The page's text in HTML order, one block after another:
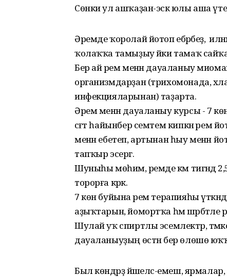
Сөнки ул ашҡаҙан-эсәк юлы аша
Әремде ҡоролай йотоп ебәрәбеҙ, ә
ҡолаҡҡа тамыҙыу йәки тамаҡ
Бер ай әрем менән дауаланыу
организмдарҙан (трихомонада,
инфекцияларынан) таҙарта.
Әрем менән дауаланыу курсы - 7
сәғәт һайынбер семтем кипкән
менән ебетеп, артынан һыу менән
тапҡыр эсергә.
Шуныһы мөһим, әремде кәм тигәндә
торорға кәрәк.
7 көн буйына әрем терапияһы
аҙыҡтарын, йомортҡа һәм
Шулай уҡ спиртлы эсемлектәр,
дауаланыуҙың өстән бер өлөшө
Был көндәрҙә йәшелсә-емеш,